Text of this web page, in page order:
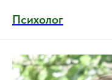
Психолог